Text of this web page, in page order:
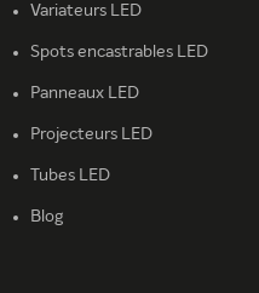
Variateurs LED
Spots encastrables LED
Panneaux LED
Projecteurs LED
Tubes LED
Blog